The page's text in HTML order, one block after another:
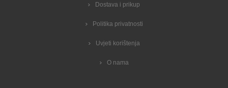
Dostava i prikup
Politika privatnosti
Uvjeti korištenja
O nama